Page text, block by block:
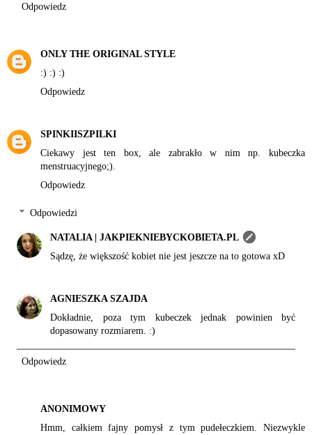
Odpowiedz
ONLY THE ORIGINAL STYLE
:) :) :)
Odpowiedz
SPINKIISZPILKI
Ciekawy jest ten box, ale zabrakło w nim np. kubeczka
menstruacyjnego;).
Odpowiedz
Odpowiedzi
NATALIA | JAKPIEKNIEBYCKOBIETA.PL
Sądzę, że większość kobiet nie jest jeszcze na to gotowa xD
AGNIESZKA SZAJDA
Dokładnie, poza tym kubeczek jednak powinien być
dopasowany rozmiarem. :)
Odpowiedz
ANONIMOWY
Hmm, całkiem fajny pomysł z tym pudełeczkiem. Niezwykle